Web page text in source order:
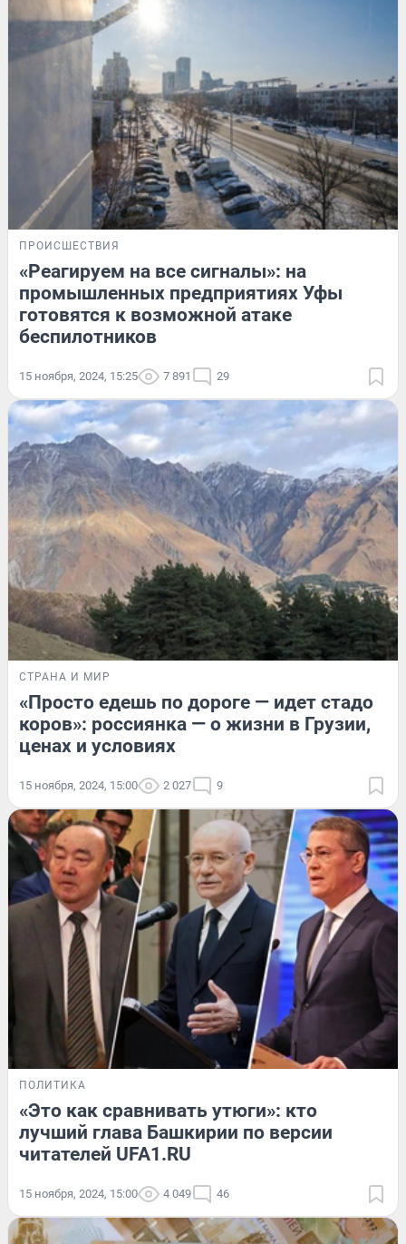
ПРОИСШЕСТВИЯ
«Реагируем на все сигналы»: на
промышленных предприятиях Уфы
готовятся к возможной атаке
беспилотников
15 ноября, 2024, 15:25 7 891 29
СТРАНА И МИР
«Просто едешь по дороге — идет стадо
коров»: россиянка — о жизни в Грузии,
ценах и условиях
15 ноября, 2024, 15:00 2 027 9
ПОЛИТИКА
«Это как сравнивать утюги»: кто
лучший глава Башкирии по версии
читателей UFA1.RU
15 ноября, 2024, 15:00 4 049 46